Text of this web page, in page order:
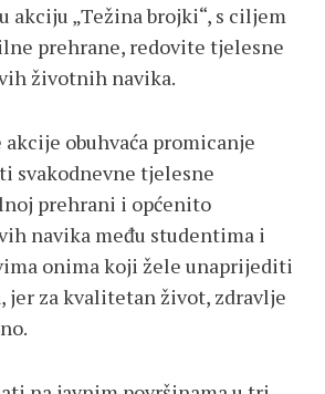
akciju „Težina brojki“, s ciljem
prehrane, redovite tjelesne
životnih navika.
obuhvaća promicanje
svakodnevne tjelesne
prehrani i općenito
navika među studentima i
onima koji žele unaprijediti
jer za kvalitetan život, zdravlje